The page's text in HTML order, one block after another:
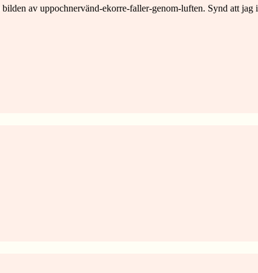
av uppochnervänd-ekorre-faller-genom-luften. Synd att